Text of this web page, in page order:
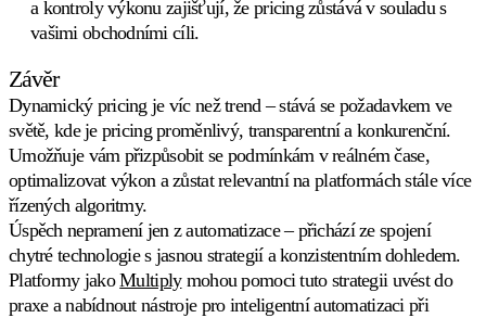
a kontroly výkonu zajišťují, že pricing zůstává v souladu s
vašimi obchodními cíli.
Závěr
Dynamický pricing je víc než trend – stává se požadavkem ve
světě, kde je pricing proměnlivý, transparentní a konkurenční.
Umožňuje vám přizpůsobit se podmínkám v reálném čase,
optimalizovat výkon a zůstat relevantní na platformách stále více
řízených algoritmy.
Úspěch nepramení jen z automatizace – přichází ze spojení
chytré technologie s jasnou strategií a konzistentním dohledem.
Platformy jakoMultiplymohou pomoci tuto strategii uvést do
praxe a nabídnout nástroje pro inteligentní automatizaci při